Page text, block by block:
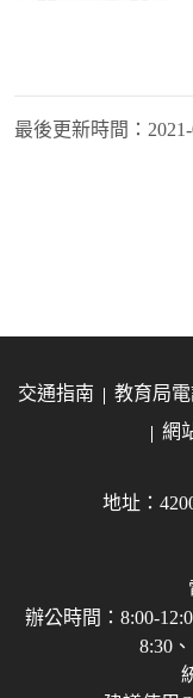
最後更新時間：
交通指南 教育局
網
地址：
辦公時間：8:00-
8:30